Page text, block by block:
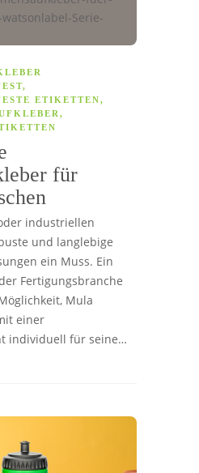
,
ETIKETTEN,
,
für
industriellen
und langlebige
ein Muss. Ein
Fertigungsbranche
Mula
einer
individuell für seine…